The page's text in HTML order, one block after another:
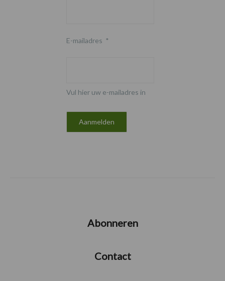
E-mailadres *
Vul hier uw e-mailadres in
Abonneren
Contact